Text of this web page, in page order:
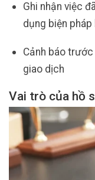
Ghi nhận việc
dụng biện
Cảnh báo
giao dịch
Vai trò của hồ